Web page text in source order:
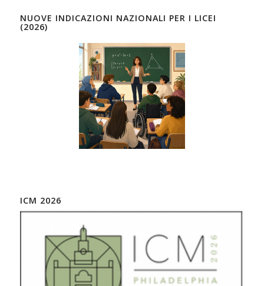
NUOVE INDICAZIONI NAZIONALI PER I LICEI
(2026)
ICM 2026